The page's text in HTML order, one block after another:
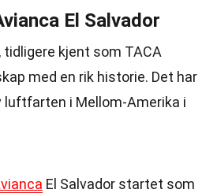
El Salvador
tidligere kjent som TACA
med en rik historie. Det har
i Mellom-Amerika i
El Salvador startet som